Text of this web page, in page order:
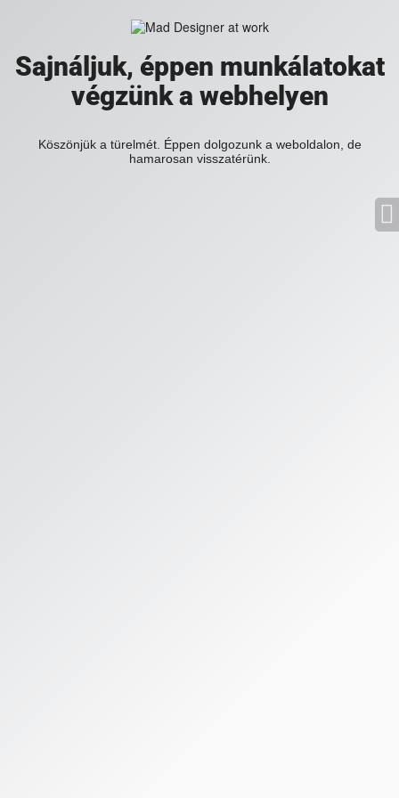
Sajnáljuk, éppen munkálatokat
végzünk a webhelyen
Köszönjük a türelmét. Éppen dolgozunk a weboldalon, de
hamarosan visszatérünk.